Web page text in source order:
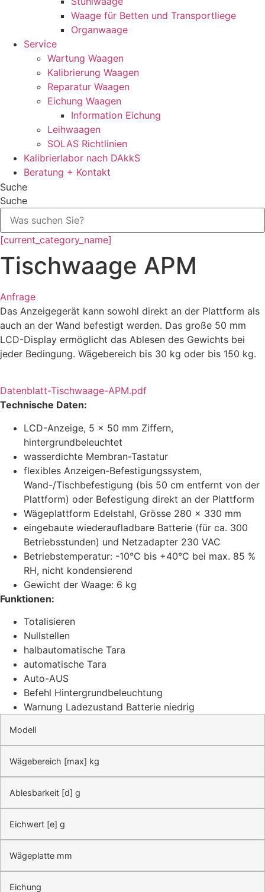
Waage für Betten und Transportliege
Organwaage
Service
Wartung Waagen
Kalibrierung Waagen
Reparatur Waagen
Eichung Waagen
Information Eichung
Leihwaagen
SOLAS Richtlinien
Kalibrierlabor nach DAkkS
Beratung + Kontakt
Suche
Suche
[current_category_name]
Tischwaage APM
Anfrage
Das Anzeigegerät kann sowohl direkt an der Plattform als
auch an der Wand befestigt werden. Das große 50 mm
LCD-Display ermöglicht das Ablesen des Gewichts bei
jeder Bedingung. Wägebereich bis 30 kg oder bis 150 kg.
Datenblatt-Tischwaage-APM.pdf
Technische Daten:
LCD-Anzeige, 5 x 50 mm Ziffern,
hintergrundbeleuchtet
wasserdichte Membran-Tastatur
flexibles Anzeigen-Befestigungssystem,
Wand-/Tischbefestigung (bis 50 cm entfernt von der
Plattform) oder Befestigung direkt an der Plattform
Wägeplattform Edelstahl, Grösse 280 x 330 mm
eingebaute wiederaufladbare Batterie (für ca. 300
Betriebsstunden) und Netzadapter 230 VAC
Betriebstemperatur: -10°C bis +40°C bei max. 85 %
RH, nicht kondensierend
Gewicht der Waage: 6 kg
Funktionen:
Totalisieren
Nullstellen
halbautomatische Tara
automatische Tara
Auto-AUS
Befehl Hintergrundbeleuchtung
Warnung Ladezustand Batterie niedrig
Modell
Wägebereich [max] kg
Ablesbarkeit [d] g
Eichwert [e] g
Wägeplatte mm
Eichung